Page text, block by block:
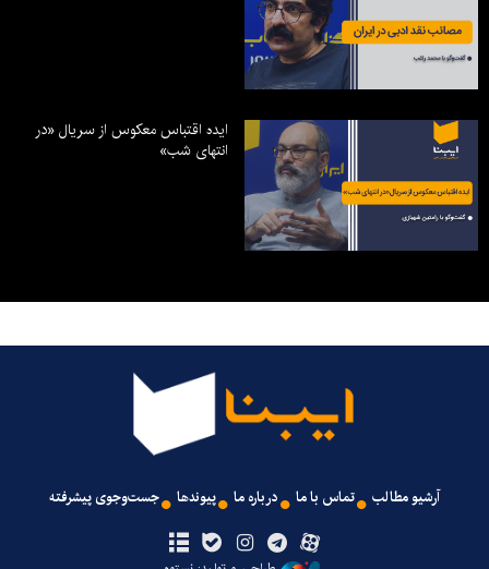
ایده اقتباس معکوس از سریال «در
انتهای شب»
آرشیو مطالب تماس با ما درباره ما پیوندها جست‌وجوی پیشرفته